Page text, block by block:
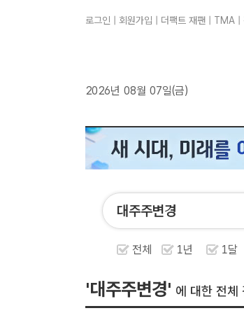
로그인 회원가입 더팩트 재팬 TMA
2026년 08월 07일(금)
전체 1년 1달
'대주주변경' 에 대한 전체